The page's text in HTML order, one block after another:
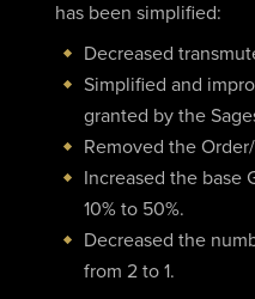
has been simplified:
Decreased
Simplified and
granted by the
Removed the
Increased the base
10% to 50%.
Decreased the
from 2 to 1.